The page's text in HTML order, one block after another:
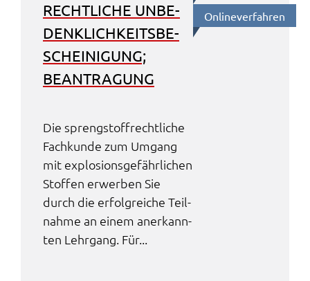
RECHT­LI­CHE UNBE­
DENK­LICH­KEITS­BE­
SCHEI­NI­GUNG;
BEAN­TRA­GUNG
Die spreng­stoff­recht­li­che
Fach­kun­de zum Umgang
mit explo­si­ons­ge­fähr­li­chen
Stof­fen erwer­ben Sie
durch die erfolg­rei­che Teil­
nah­me an einem aner­kann­
ten Lehr­gang. Für...
Online­ver­fah­ren